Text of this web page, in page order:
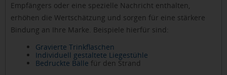
Empfängers oder eine spezielle Nachricht enthalten,
erhöhen die Wertschätzung und sorgen für eine stärkere
Bindung an Ihre Marke. Beispiele hierfür sind:
Gravierte Trinkflaschen
Individuell gestaltete Liegestühle
Bedruckte Bälle für den Strand